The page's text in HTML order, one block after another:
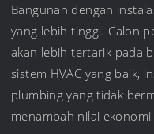
Bangunan dengan
yang lebih tinggi. Calon
akan lebih tertarik pada
sistem HVAC yang baik,
plumbing yang tidak
menambah nilai